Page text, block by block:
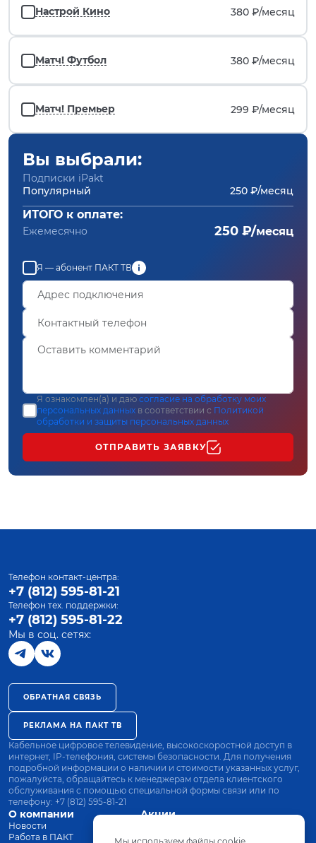
Настрой Кино 380 ₽/месяц
Матч! Футбол 380 ₽/месяц
Матч! Премьер 299 ₽/месяц
Вы выбрали:
Подписки iPakt
Популярный
250 ₽/месяц
ИТОГО к оплате:
Ежемесячно 250 ₽/месяц
Я — абонент ПАКТ ТВ
Я ознакомлен(а) и даю согласие на обработку моих
персональных данных в соответствии с Политикой
обработки и защиты персональных данных
ОТПРАВИТЬ ЗАЯВКУ
О компании
Новости
Работа в ПАКТ
Акции
Оплата
Телефон контакт-центра:
+7 (812) 595-81-21
Телефон тех. поддержки:
+7 (812) 595-81-22
Мы в соц. сетях:
ОБРАТНАЯ СВЯЗЬ
РЕКЛАМА НА ПАКТ ТВ
Кабельное цифровое телевидение, высокоскоростной доступ в
интернет, IP-телефония, системы безопасности. Для получения
подробной информации о наличии и стоимости указанных услуг,
пожалуйста, обращайтесь к менеджерам отдела клиентского
обслуживания с помощью специальной формы связи или по
телефону: +7 (812) 595-81-21